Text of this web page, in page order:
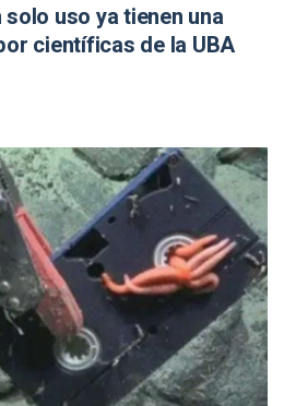
uso ya tienen una
científicas de la UBA